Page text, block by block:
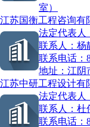
室）
江苏国衡工程咨询有
法定代表人
联系人： 杨
联系电话：
地址： 江阴
江苏中研工程设计有
法定代表人
联系人： 杜
联系电话：